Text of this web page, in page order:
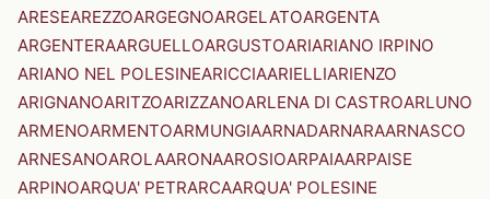
ARESEAREZZOARGEGNOARGELATOARGENTA
ARGENTERAARGUELLOARGUSTOARIARIANO IRPINO
ARIANO NEL POLESINEARICCIAARIELLIARIENZO
ARIGNANOARITZOARIZZANOARLENA DI CASTROARLUNO
ARMENOARMENTOARMUNGIAARNADARNARAARNASCO
ARNESANOAROLAARONAAROSIOARPAIAARPAISE
ARPINOARQUA' PETRARCAARQUA' POLESINE